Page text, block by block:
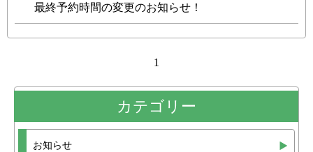
最終予約時間の変更のお知らせ！
1
カテゴリー
お知らせ